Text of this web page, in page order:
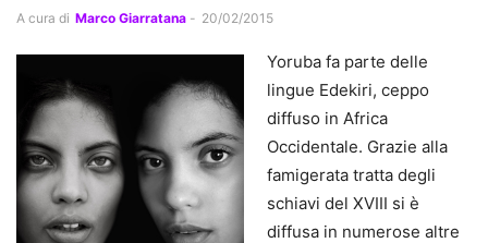
A cura di Marco Giarratana - 20/02/2015
Yoruba fa parte delle
lingue Edekiri, ceppo
diffuso in Africa
Occidentale. Grazie alla
famigerata tratta degli
schiavi del XVIII si è
diffusa in numerose altre